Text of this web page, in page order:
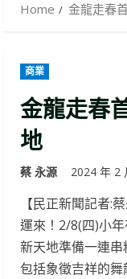
Home 金龍走春
商業
金龍走春
地
蔡 永源 2024 年 2
【民正新聞記者:
運來！2/8(四)小
新天地準備一連串
包括象徵吉祥的